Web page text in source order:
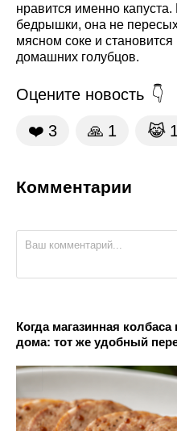
нравится именно
бедрышки, она не
мясном соке и
домашних голубцов.
Оцените новость
❤️ 3 🙏 1 😹 1
Комментарии
Когда магазинная
дома: тот же удобный